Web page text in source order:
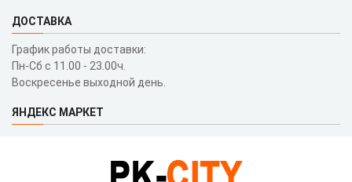
ДОСТАВКА
График работы доставки:
Пн-Сб с 11.00 - 23.00ч.
Воскресенье выходной день.
ЯНДЕКС МАРКЕТ